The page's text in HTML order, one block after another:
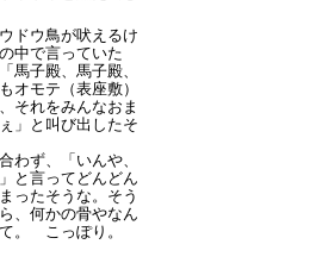
ドウ鳥が吠えるけ
中で言っていた
馬子殿、馬子殿、
オモテ（表座敷）
それをみんなおま
」と叫び出したそ
わず、「いんや、
と言ってどんどん
ったそうな。そう
、何かの骨やなん
。 こっぽり 。